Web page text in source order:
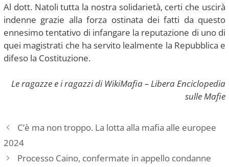
Al dott. Natoli tutta la nostra solidarietà, certi che uscirà
indenne grazie alla forza ostinata dei fatti da questo
ennesimo tentativo di infangare la reputazione di uno di
quei magistrati che ha servito lealmente la Repubblica e
difeso la Costituzione.
Le ragazze e i ragazzi di WikiMafia – Libera Enciclopedia
sulle Mafie
C’è ma non troppo. La lotta alla mafia alle europee
2024
Processo Caino, confermate in appello condanne